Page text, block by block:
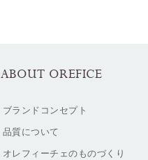
ABOUT OREFICE
ブランドコンセプト
品質について
オレフィーチェのものづくり